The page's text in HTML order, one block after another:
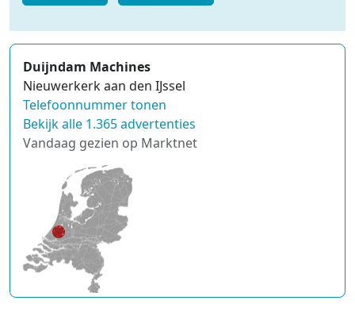
Duijndam Machines
Nieuwerkerk aan den IJssel
Telefoonnummer tonen
Bekijk alle 1.365 advertenties
Vandaag gezien op Marktnet